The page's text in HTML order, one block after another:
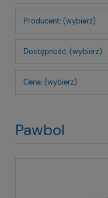
Producent: (wybierz)
Dostępność: (wybierz)
Cena: (wybierz)
Pawbol